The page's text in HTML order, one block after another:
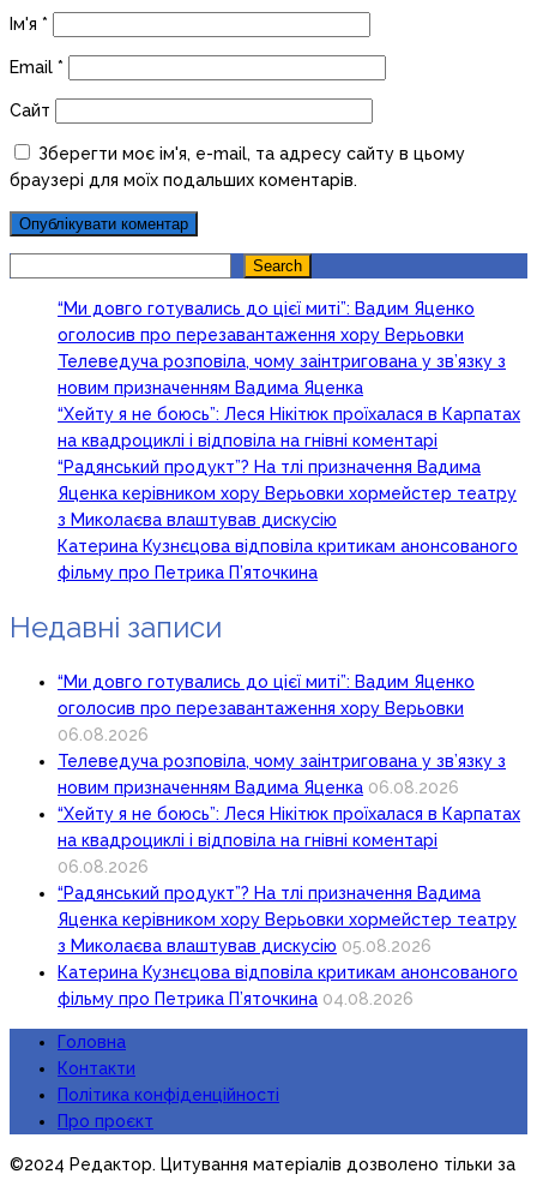
Ім'я *
Email *
Сайт
Зберегти моє ім'я, e-mail, та адресу сайту в цьому
браузері для моїх подальших коментарів.
Search
“Ми довго готувались до цієї миті”: Вадим Яценко
оголосив про перезавантаження хору Верьовки
Телеведуча розповіла, чому заінтригована у зв’язку з
новим призначенням Вадима Яценка
“Хейту я не боюсь”: Леся Нікітюк проїхалася в Карпатах
на квадроциклі і відповіла на гнівні коментарі
“Радянський продукт”? На тлі призначення Вадима
Яценка керівником хору Верьовки хормейстер театру
з Миколаєва влаштував дискусію
Катерина Кузнєцова відповіла критикам анонсованого
фільму про Петрика П’яточкина
Недавні записи
“Ми довго готувались до цієї миті”: Вадим Яценко
оголосив про перезавантаження хору Верьовки
06.08.2026
Телеведуча розповіла, чому заінтригована у зв’язку з
новим призначенням Вадима Яценка 06.08.2026
“Хейту я не боюсь”: Леся Нікітюк проїхалася в Карпатах
на квадроциклі і відповіла на гнівні коментарі
06.08.2026
“Радянський продукт”? На тлі призначення Вадима
Яценка керівником хору Верьовки хормейстер театру
з Миколаєва влаштував дискусію 05.08.2026
Катерина Кузнєцова відповіла критикам анонсованого
фільму про Петрика П’яточкина 04.08.2026
Головна
Контакти
Політика конфіденційності
Про проєкт
©2024 Редактор. Цитування матеріалів дозволено тільки за